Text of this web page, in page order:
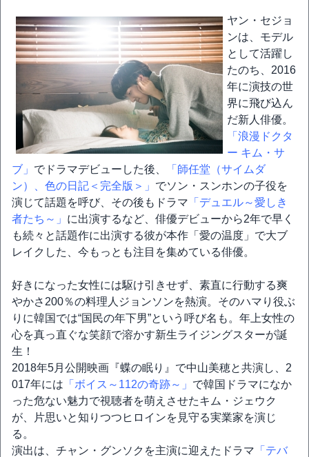
ヤン・セジョ
ンは、モデル
として活躍し
たのち、2016
年に演技の世
界に飛び込ん
だ新人俳優。
「浪漫ドクタ
ー キム・サ
ブ」 でドラマデビューした後、
「師任堂（サイムダ
ン）、色の日記＜完全版＞」 でソン・スンホンの子役を
演じて話題を呼び、その後もドラマ 「デュエル～愛しき
者たち～」 に出演するなど、俳優デビューから2年で早く
も続々と話題作に出演する彼が本作「愛の温度」で大ブ
レイクした、今もっとも注目を集めている俳優。
好きになった女性には駆け引きせず、素直に行動する爽
やかさ200％の料理人ジョンソンを熱演。そのハマり役ぶ
りに韓国では“国民の年下男”という呼び名も。年上女性の
心を真っ直ぐな笑顔で溶かす新生ライジングスターが誕
生！
2018年5月公開映画『蝶の眠り』で中山美穂と共演し、2
017年には 「ボイス～112の奇跡～」 で韓国ドラマになか
った危ない魅力で視聴者を萌えさせたキム・ジェウク
が、片思いと知りつつヒロインを見守る実業家を演じ
る。
演出は、チャン・グンソクを主演に迎えたドラマ 「テバ